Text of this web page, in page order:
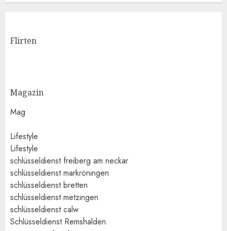
Flirten
Magazin
Mag
Lifestyle
Lifestyle
schlüsseldienst freiberg am neckar
schlüsseldienst markröningen
schlüsseldienst bretten
schlüsseldienst metzingen
schlüsseldienst calw
Schlüsseldienst Remshalden